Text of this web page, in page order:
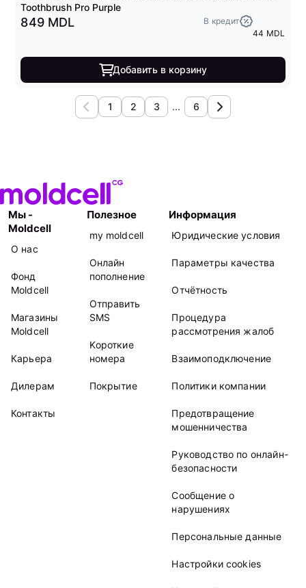
Toothbrush Pro Purple
849 MDL
В кредит
44 MDL
Добавить в корзину
1 2 3 ... 6
Мы -
Moldcell
О нас
Фонд
Moldcell
Магазины
Moldcell
Карьера
Дилерам
Контакты
Полезное
my moldcell
Онлайн
пополнение
Отправить
SMS
Kороткие
номера
Покрытие
Информация
Юридические условия
Параметры качества
Отчётность
Процедура
рассмотрения жалоб
Взаимоподключение
Политики компании
Предотвращение
мошенничества
Руководство по онлайн-
безопасности
Сообщение о
нарушениях
Персональные данные
Настройки cookies